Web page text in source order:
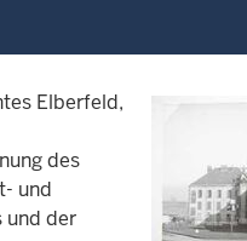
Elberfeld,
des
und
und der